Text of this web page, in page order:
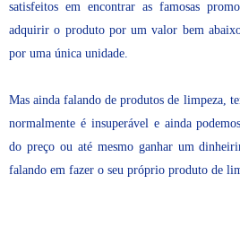
satisfeitos em encontrar as famosas
adquirir o produto por um valor bem
por uma única unidade.
Mas ainda falando de produtos de limpeza,
normalmente é insuperável e ainda
do preço ou até mesmo ganhar um
falando em fazer o seu próprio produto de